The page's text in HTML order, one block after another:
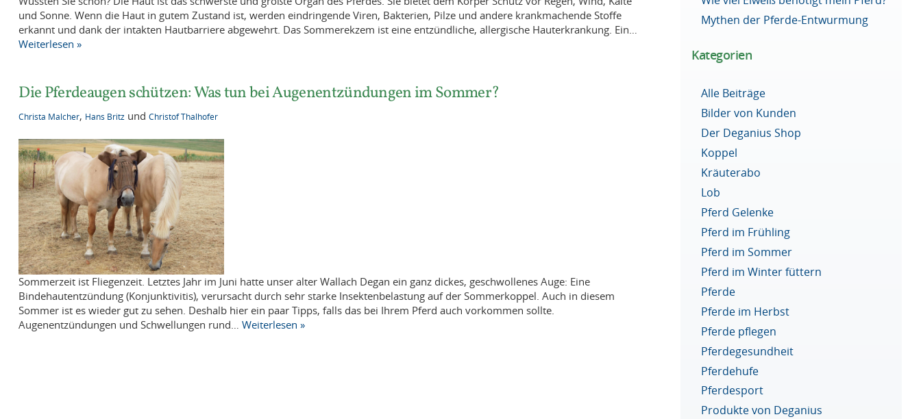
und Sonne. Wenn die Haut in gutem Zustand ist, werden eindringende Viren, Bakterien, Pilze und andere krankmachende Stoffe
erkannt und dank der intakten Hautbarriere abgewehrt. Das Sommerekzem ist eine entzündliche, allergische Hauterkrankung. Ein…
Weiterlesen »
Die Pferdeaugen schützen: Was tun bei Augenentzündungen im Sommer?
Christa Malcher, Hans Britz undChristof Thalhofer
Sommerzeit ist Fliegenzeit. Letztes Jahr im Juni hatte unser alter Wallach Degan ein ganz dickes, geschwollenes Auge: Eine
Bindehautentzündung (Konjunktivitis), verursacht durch sehr starke Insektenbelastung auf der Sommerkoppel. Auch in diesem
Sommer ist es wieder gut zu sehen. Deshalb hier ein paar Tipps, falls das bei Ihrem Pferd auch vorkommen sollte.
Augenentzündungen und Schwellungen rund…Weiterlesen »
Mythen der Pferde-Entwurmung
Kategorien
Alle Beiträge
Bilder von Kunden
Der Deganius Shop
Koppel
Kräuterabo
Lob
Pferd Gelenke
Pferd im Frühling
Pferd im Sommer
Pferd im Winter füttern
Pferde
Pferde im Herbst
Pferde pflegen
Pferdegesundheit
Pferdehufe
Pferdesport
Produkte von Deganius